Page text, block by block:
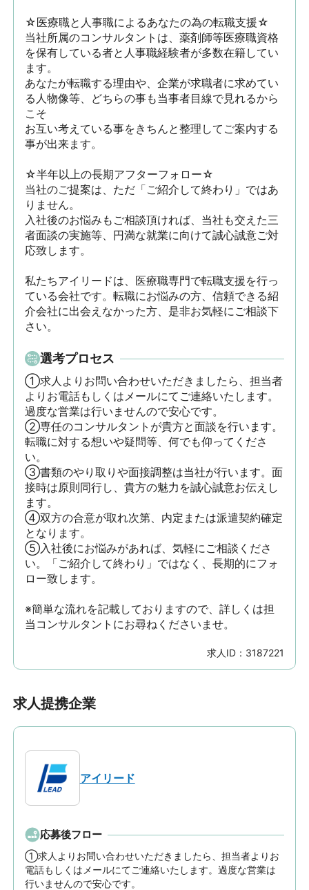
☆医療職と人事職によるあなたの為の転職支援☆
当社所属のコンサルタントは、薬剤師等医療職資格
を保有している者と人事職経験者が多数在籍してい
ます。
あなたが転職する理由や、企業が求職者に求めてい
る人物像等、どちらの事も当事者目線で見れるから
こそ
お互い考えている事をきちんと整理してご案内する
事が出来ます。
☆半年以上の長期アフターフォロー☆
当社のご提案は、ただ「ご紹介して終わり」ではあ
りません。
入社後のお悩みもご相談頂ければ、当社も交えた三
者面談の実施等、円満な就業に向けて誠心誠意ご対
応致します。
私たちアイリードは、医療職専門で転職支援を行っ
ている会社です。転職にお悩みの方、信頼できる紹
介会社に出会えなかった方、是非お気軽にご相談下
さい。
選考プロセス
①求人よりお問い合わせいただきましたら、担当者
よりお電話もしくはメールにてご連絡いたします。
過度な営業は行いませんので安心です。
②専任のコンサルタントが貴方と面談を行います。
転職に対する想いや疑問等、何でも仰ってくださ
い。
③書類のやり取りや面接調整は当社が行います。面
接時は原則同行し、貴方の魅力を誠心誠意お伝えし
ます。
④双方の合意が取れ次第、内定または派遣契約確定
となります。
⑤入社後にお悩みがあれば、気軽にご相談くださ
い。「ご紹介して終わり」ではなく、長期的にフォ
ロー致します。
※簡単な流れを記載しておりますので、詳しくは担
当コンサルタントにお尋ねくださいませ。
求人ID： 3187221
求人提携企業
アイリード
応募後フロー
①求人よりお問い合わせいただきましたら、担当者よりお
電話もしくはメールにてご連絡いたします。過度な営業は
行いませんので安心です。